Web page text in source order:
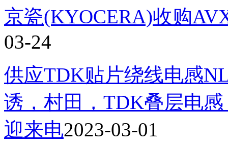
京瓷(KYOCERA)收购
03-24
供应TDK贴片绕线电感
诱，村田，TDK叠层电
迎来电2023-03-01